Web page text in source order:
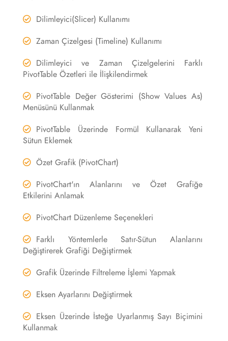
Dilimleyici(Slicer) Kullanımı
Zaman Çizelgesi (Timeline) Kullanımı
Dilimleyici ve Zaman Çizelgelerini Farklı
PivotTable Özetleri ile İlişkilendirmek
PivotTable Değer Gösterimi (Show Values As)
Menüsünü Kullanmak
PivotTable Üzerinde Formül Kullanarak Yeni
Sütun Eklemek
Özet Grafik (PivotChart)
PivotChart'ın Alanlarını ve Özet Grafiğe
Etkilerini Anlamak
PivotChart Düzenleme Seçenekleri
Farklı Yöntemlerle Satır-Sütun Alanlarını
Değiştirerek Grafiği Değiştirmek
Grafik Üzerinde Filtreleme İşlemi Yapmak
Eksen Ayarlarını Değiştirmek
Eksen Üzerinde İsteğe Uyarlanmış Sayı Biçimini
Kullanmak